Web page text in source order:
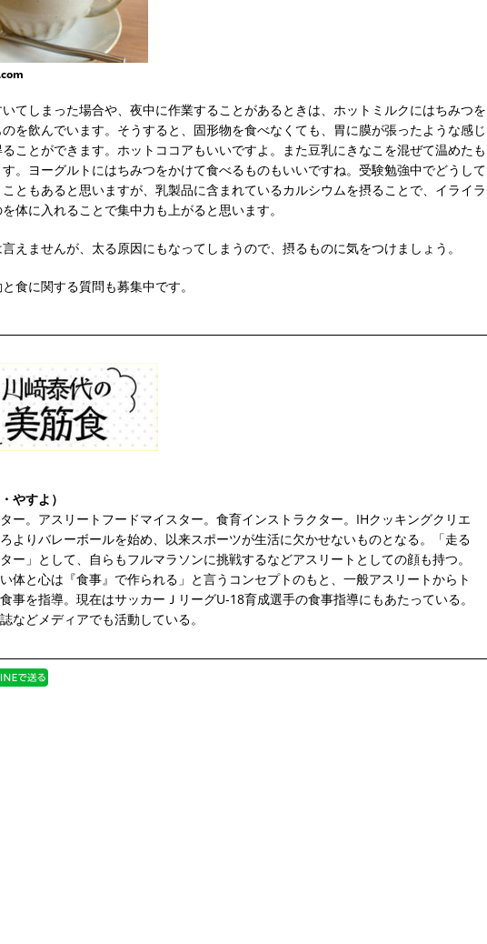
てしまった場合や、夜中に作業することがあるときは、ホットミルクにはちみつを
を飲んでいます。そうすると、固形物を食べなくても、胃に膜が張ったような感じ
ことができます。ホットココアもいいですよ。また豆乳にきなこを混ぜて温めたも
。ヨーグルトにはちみつをかけて食べるものもいいですね。受験勉強中でどうして
ともあると思いますが、乳製品に含まれているカルシウムを摂ることで、イライラ
体に入れることで集中力も上がると思います。
えませんが、太る原因にもなってしまうので、摂るものに気をつけましょう。
食に関する質問も募集中です。
やすよ）
ー。アスリートフードマイスター。食育インストラクター。IHクッキングクリエ
よりバレーボールを始め、以来スポーツが生活に欠かせないものとなる。「走る
ー」として、自らもフルマラソンに挑戦するなどアスリートとしての顔も持つ。
体と心は『食事』で作られる」と言うコンセプトのもと、一般アスリートからト
事を指導。現在はサッカーＪリーグU-18育成選手の食事指導にもあたっている。
などメディアでも活動している。